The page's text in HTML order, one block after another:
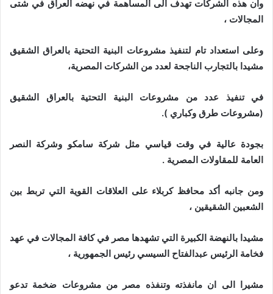
وان هذه الشركات تهدف الى المساهمة في نهضه العراق في شتى
المجالات ،
وعلى استعداد تام لتنفيذ مشروعات البنية التحتية بالعراق الشقيق
مشيدا بالتجارب الناجحة لعدد من الشركات المصرية،
في تنفيذ عدد من مشروعات البنية التحتية بالعراق الشقيق
(مشروعات طرق وكباري ).
بجودة عالية في وقت قياسي مثل شركة سامكو وشركة النصر
العامة للمقاولات المصرية .
ومن جانبه أكد محافظ كربلاء على العلاقات القوية التي تربط بين
الشعبين الشقيقين ،
مشيدا بالنهضة الكبيرة التي تشهدها مصر في كافة المجالات في عهد
فخامة الرئيس عبدالفتاح السيسي رئيس الجمهورية ،
مشيرا الى ان مانفذته وتنفذه مصر من مشروعات ضخمة تدعو